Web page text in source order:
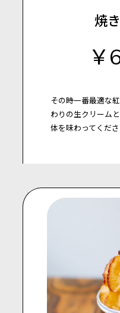
焼
￥
その時一番最適な
わりの生クリーム
体を味わってくださ